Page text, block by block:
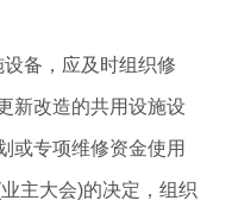
备，应及时组织修
新改造的共用设施设
或专项维修资金使用
主大会)的决定，组织